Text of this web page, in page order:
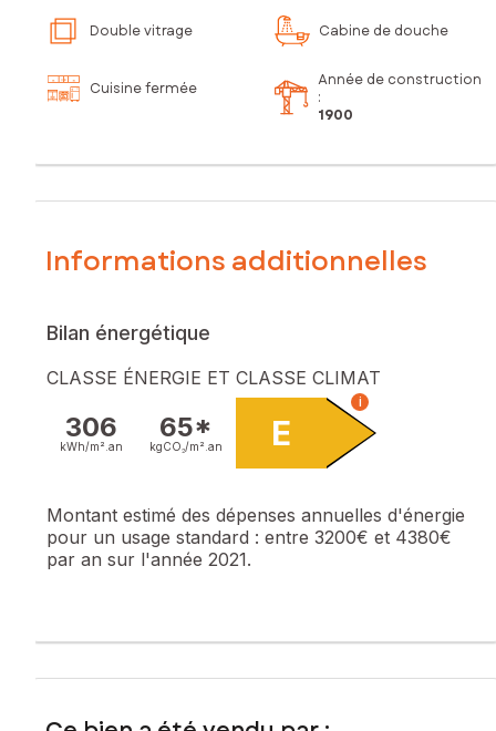
Double vitrage Cabine de douche
Cuisine fermée
Année de construction
:
1900
Informations additionnelles
Bilan énergétique
CLASSE ÉNERGIE ET CLASSE CLIMAT
306
kWh/m². an
65*
kgCO₂/m². an E
i
Montant estimé des dépenses annuelles d'énergie
pour un usage standard : entre 3200€ et 4380€
par an sur l'année 2021.